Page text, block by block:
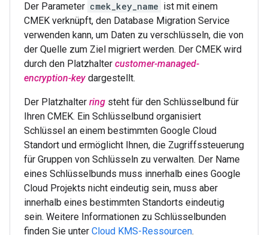
Der Parameter cmek_key_name ist mit einem
CMEK verknüpft, den Database Migration Service
verwenden kann, um Daten zu verschlüsseln, die von
der Quelle zum Ziel migriert werden. Der CMEK wird
durch den Platzhalter customer-managed-
encryption-key dargestellt.
Der Platzhalter ring steht für den Schlüsselbund für
Ihren CMEK. Ein Schlüsselbund organisiert
Schlüssel an einem bestimmten Google Cloud
Standort und ermöglicht Ihnen, die Zugriffssteuerung
für Gruppen von Schlüsseln zu verwalten. Der Name
eines Schlüsselbunds muss innerhalb eines Google
Cloud Projekts nicht eindeutig sein, muss aber
innerhalb eines bestimmten Standorts eindeutig
sein. Weitere Informationen zu Schlüsselbunden
finden Sie unter Cloud KMS-Ressourcen.